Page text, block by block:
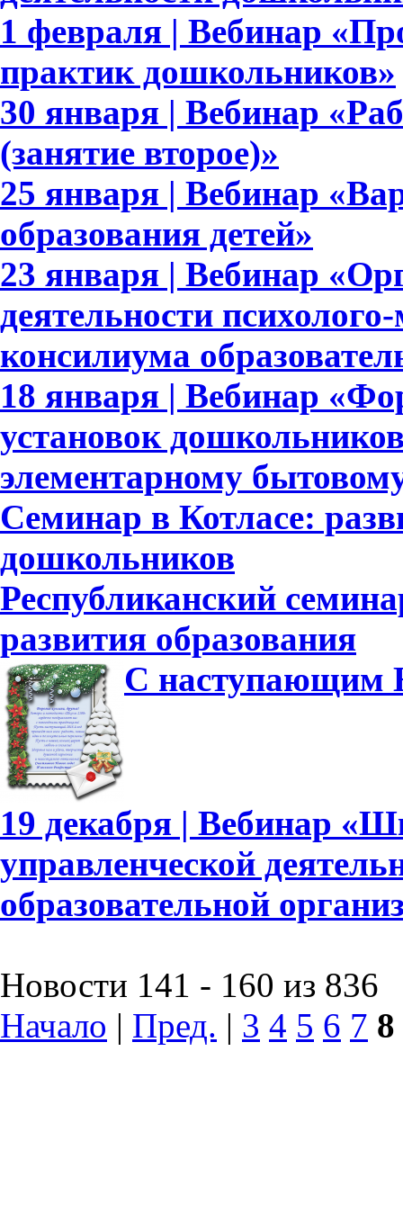
1 февраля | Вебинар
практик дошкольников»
30 января | Вебинар
(занятие второе)»
25 января | Вебинар
образования детей»
23 января | Вебинар
деятельности
консилиума
18 января | Вебинар
установок
элементарному
Семинар в Котласе:
дошкольников
Республиканский
развития образования
С наступающим
19 декабря | Вебинар
управленческой
образовательной
Новости 141 - 160 из 836
Начало | Пред. | 3 4 5 6 7 8